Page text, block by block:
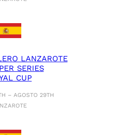
LANZAROTE
SERIES
CUP
– AGOSTO 29TH